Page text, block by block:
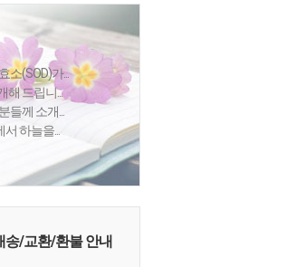
소(SOD)가...
해 드립니...
께 소개...
하늘을...
송/교환/환불 안내